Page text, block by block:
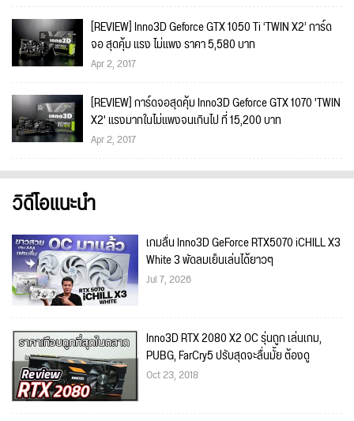
[REVIEW] Inno3D Geforce GTX 1050 Ti ‘TWIN X2’ การ์ด
จอ สุดคุ้ม แรง ไม่แพง ราคา 5,580 บาท
Apr 2, 2017
[REVIEW] การ์ดจอสุดคุ้ม Inno3D Geforce GTX 1070 'TWIN
X2' แรงมากในไม่แพงจนเกินไป ที่ 15,200 บาท
Apr 2, 2017
วิดีโอแนะนำ
เกมลื่น Inno3D GeForce RTX5070 iCHILL X3
White 3 พัดลมเย็นเล่นได้ยาวๆ
Jul 7, 2026
Inno3D RTX 2080 X2 OC รุ่นถูก เล่นเกม,
PUBG, FarCry5 ปรับสุดจะลื่นมั้ย ต้องดู
Oct 23, 2018